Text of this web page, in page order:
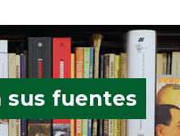
sus fuentes